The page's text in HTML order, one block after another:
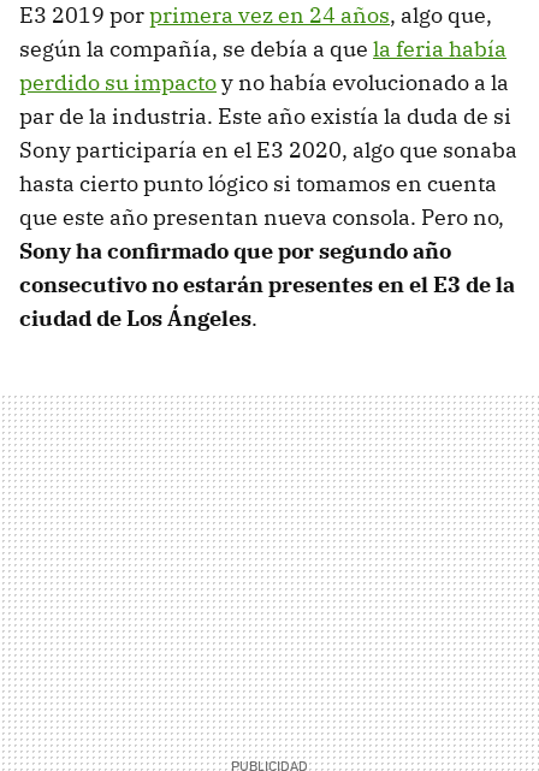
E3 2019 porprimera vez en 24 años, algo que,
según la compañía, se debía a que la feria había
perdido su impactoy no había evolucionado a la
par de la industria. Este año existía la duda de si
Sony participaría en el E3 2020, algo que sonaba
hasta cierto punto lógico si tomamos en cuenta
que este año presentan nueva consola. Pero no,
Sony ha confirmado que por segundo año
consecutivo no estarán presentes en el E3 de la
ciudad de Los Ángeles.